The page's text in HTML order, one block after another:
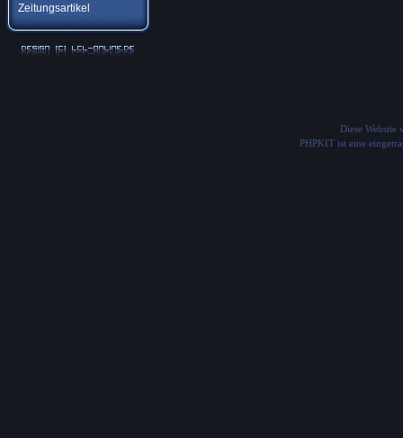
Zeitungsartikel
Diese Website
PHPKIT ist eine